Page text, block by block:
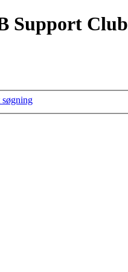
Support Club
søgning